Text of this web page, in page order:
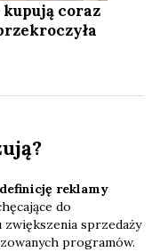
coraz
definicję reklamy
do
sprzedaży
programów.